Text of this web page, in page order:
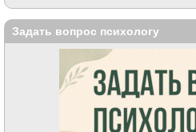
Задать вопрос психологу